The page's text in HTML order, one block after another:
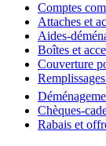
Comptes
Attaches et
Aides-
Boîtes et
Couverture
Chèques-
Rabais et